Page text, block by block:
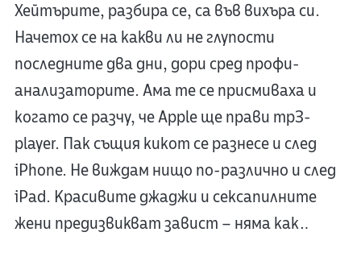
Хейтърите, разбира се, са във вихъра си.
Начетох се на какви ли не глупости
последните два дни, дори сред профи-
анализаторите. Ама те се присмиваха и
когато се разчу, че Apple ще прави mp3-
player. Пак същия кикот се разнесе и след
iPhone. Не виждам нищо по-различно и след
iPad. Красивите джаджи и сексапилните
жени предизвикват завист – няма как…